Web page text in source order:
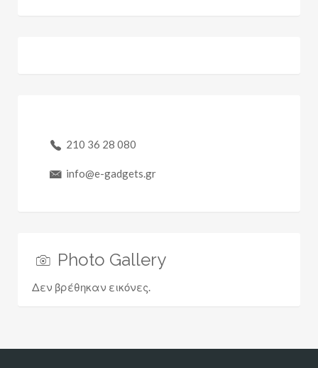
210 36 28 080
info@e-gadgets.gr
Photo Gallery
Δεν βρέθηκαν εικόνες.